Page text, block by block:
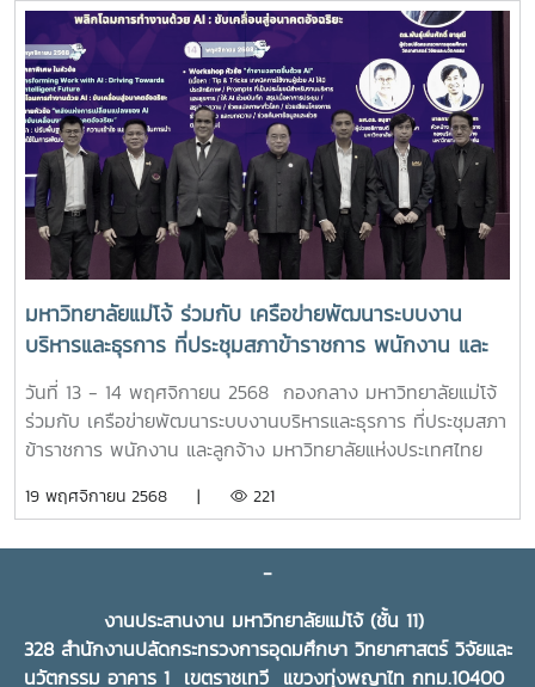
เลี้ยงโคนม ระหว่างกรมส่งเสริมสหกรณ์ และมหาวิทยาลัยชั้นนำ 6
แห่ง โดยได้รับเกียรติจาก นายนิรันดร์ มูลธิดา อธิบดีกรมส่ง
เสริมสหกรณ์ เป็นประธานในพิธี ในการนี้ นายณฤทธิ์ บุญชัย
รองอธิบดีกรมส่งเสริมสหกรณ์ นางสาวปรานอม จันทร์ใหม่ ผู้
เชี่ยวชาญ รักษาการในตำแหน่งผู้ทรงคุณวุฒิด้านการสหกรณ์
นายอนุรัตน์ เลื่อนลอย ผู้อำนวยการสำนักพัฒนาและถ่ายทอด
เทคโนโลยีการสหกรณ์ คณะผู้บริหารกรมส่งเสริมสหกรณ์ คณะผู้
บริหารมหาวิทยาลัยทั้ง 6 แห่ง และผู้มีเกียรติเข้าร่วมในพิธี ณ
ห้องประชุม ฝ. 301 ชั้น 3 อาคารฝึกอบรมส่วนกลาง สำนัก
พัฒนาและถ่ายทอดเทคโนโลยีการสหกรณ์ เขตดุสิต
กรุงเทพมหานครขอขอบคุณข่าวและภาพจาก : สำนักพัฒนาและ
ถ่ายทอดเทคโนโลยีการสหกรณ์#ภารกิจผู้บริหาร
มหาวิทยาลัยแม่โจ้ ร่วมกับ เครือข่ายพัฒนาระบบงาน
บริหารและธุรการ ที่ประชุมสภาข้าราชการ พนักงาน และ
ลูกจ้าง มหาวิทยาลัยแห่งประเทศไทย จัดการประชุม
วิชาการเครือข่ายพัฒนาระบบงานบริหารและธุรการ ครั้งที่
13 หัวข้อ "Transforming Work with AI: Driving
Towards an Intelligent Future" “พลิกโฉมการทำงาน
ด้วย AI: ขับเคลื่อนสู่อนาคตอัจฉริยะ”
วันที่ 13 - 14 พฤศจิกายน 2568 กองกลาง มหาวิทยาลัยแม่โจ้
ร่วมกับ เครือข่ายพัฒนาระบบงานบริหารและธุรการ ที่ประชุมสภา
ข้าราชการ พนักงาน และลูกจ้าง มหาวิทยาลัยแห่งประเทศไทย
บริหารและธุรการ ครั้งที่ 13 หัวข้อ "Transforming Work with
อุดมศึกษา วิจัยและนวัตกรรม เป็นประธานกล่าวเปิดและปาฐกถา
พิเศษ หัวข้อ "Transforming Work with AI: Driving
Towards an Intelligent Future" หรือ “พลิกโฉมการทำงาน
19 พฤศจิกายน 2568 | 221
-
งานประสานงาน มหาวิทยาลัยแม่โจ้ (ชั้น 11)
328 สำนักงานปลัดกระทรวงการอุดมศึกษา วิทยาศาสตร์ วิจัยและ
นวัตกรรม อาคาร 1 เขตราชเทวี แขวงทุ่งพญาไท กทม.10400